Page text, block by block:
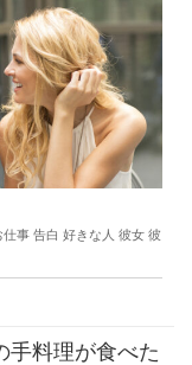
仕事 告白 好きな人 彼女 彼
手料理が食べた